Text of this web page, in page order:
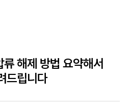
해제 방법 요약해서
드립니다